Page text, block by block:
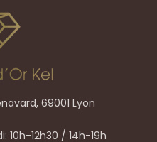
69001 Lyon
10h-12h30 / 14h-19h